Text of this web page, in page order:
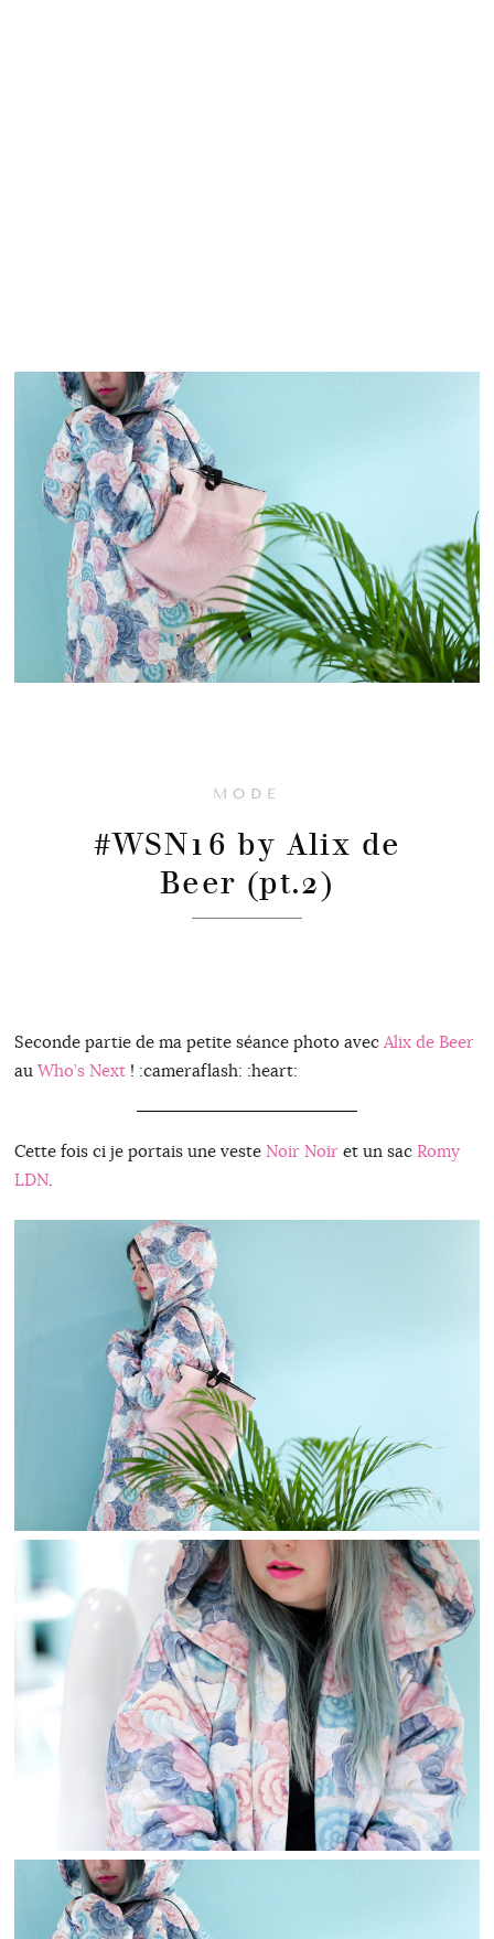
MODE
#WSN16 by Alix de
Beer (pt.2)
Seconde partie de ma petite séance photo avec Alix de Beer
au Who’s Next! :cameraflash: :heart:
Cette fois ci je portais une veste Noir Noiret un sac Romy
LDN.